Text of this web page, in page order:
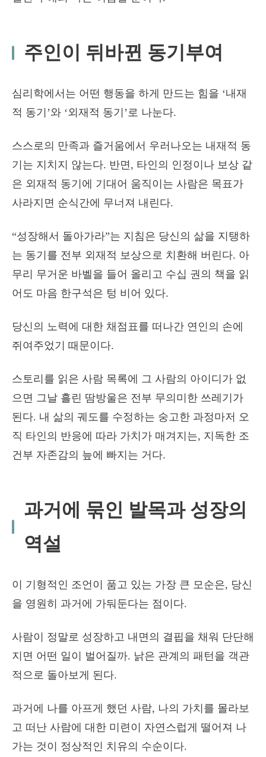
주인이 뒤바뀐 동기부여
심리학에서는 어떤 행동을 하게 만드는 힘을 ‘내재
적 동기’와 ‘외재적 동기’로 나눈다.
스스로의 만족과 즐거움에서 우러나오는 내재적 동
기는 지치지 않는다. 반면, 타인의 인정이나 보상 같
은 외재적 동기에 기대어 움직이는 사람은 목표가
사라지면 순식간에 무너져 내린다.
“성장해서 돌아가라”는 지침은 당신의 삶을 지탱하
는 동기를 전부 외재적 보상으로 치환해 버린다. 아
무리 무거운 바벨을 들어 올리고 수십 권의 책을 읽
어도 마음 한구석은 텅 비어 있다.
당신의 노력에 대한 채점표를 떠나간 연인의 손에
쥐여주었기 때문이다.
스토리를 읽은 사람 목록에 그 사람의 아이디가 없
으면 그날 흘린 땀방울은 전부 무의미한 쓰레기가
된다. 내 삶의 궤도를 수정하는 숭고한 과정마저 오
직 타인의 반응에 따라 가치가 매겨지는, 지독한 조
건부 자존감의 늪에 빠지는 거다.
과거에 묶인 발목과 성장의
역설
이 기형적인 조언이 품고 있는 가장 큰 모순은, 당신
을 영원히 과거에 가둬둔다는 점이다.
사람이 정말로 성장하고 내면의 결핍을 채워 단단해
지면 어떤 일이 벌어질까. 낡은 관계의 패턴을 객관
적으로 돌아보게 된다.
과거에 나를 아프게 했던 사람, 나의 가치를 몰라보
고 떠난 사람에 대한 미련이 자연스럽게 떨어져 나
가는 것이 정상적인 치유의 수순이다.